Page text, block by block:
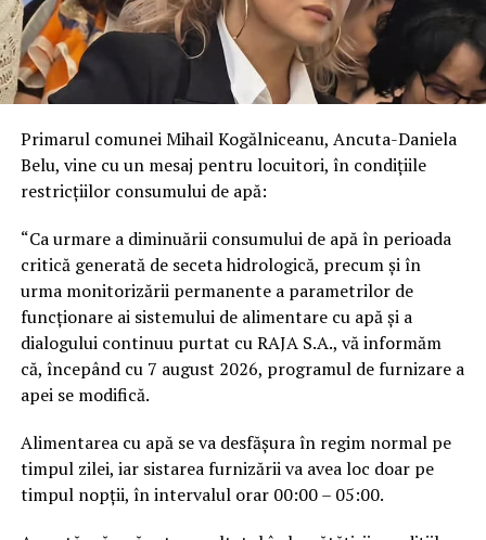
Primarul comunei Mihail Kogălniceanu, Ancuta-Daniela
Belu, vine cu un mesaj pentru locuitori, în condițiile
restricțiilor consumului de apă:
“Ca urmare a diminuării consumului de apă în perioada
critică generată de seceta hidrologică, precum și în
urma monitorizării permanente a parametrilor de
funcționare ai sistemului de alimentare cu apă și a
dialogului continuu purtat cu RAJA S.A., vă informăm
că, începând cu 7 august 2026, programul de furnizare a
apei se modifică.
Alimentarea cu apă se va desfășura în regim normal pe
timpul zilei, iar sistarea furnizării va avea loc doar pe
timpul nopții, în intervalul orar 00:00 – 05:00.